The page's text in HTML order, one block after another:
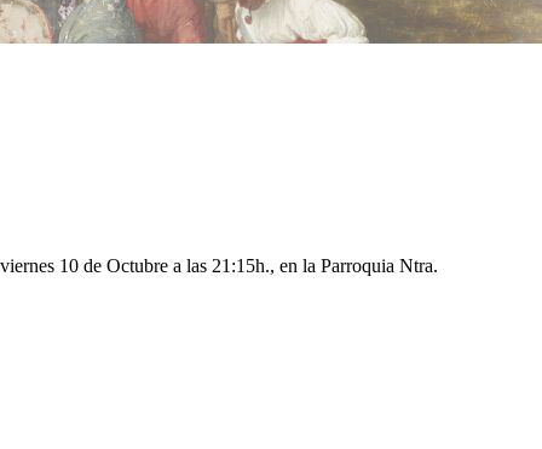
10 de Octubre a las 21:15h., en la Parroquia Ntra.